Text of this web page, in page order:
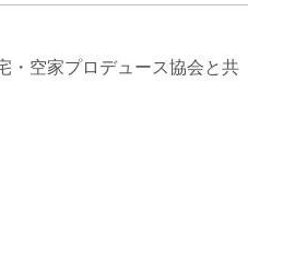
・空家プロデュース協会と共